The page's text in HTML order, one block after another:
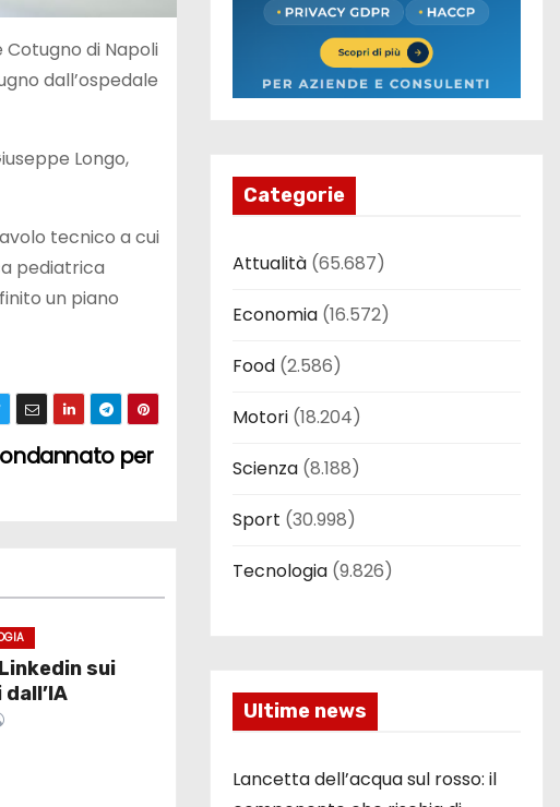
di Napoli
dall’ospedale
Longo,
tecnico a cui
pediatrica
un piano
per
sui
Categorie
Attualità (65.687)
Economia (16.572)
Food (2.586)
Motori (18.204)
Scienza (8.188)
Sport (30.998)
Tecnologia (9.826)
Ultime news
Lancetta dell’acqua sul rosso: il